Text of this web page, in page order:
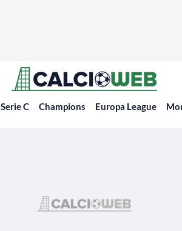
Serie C Champions Europa League